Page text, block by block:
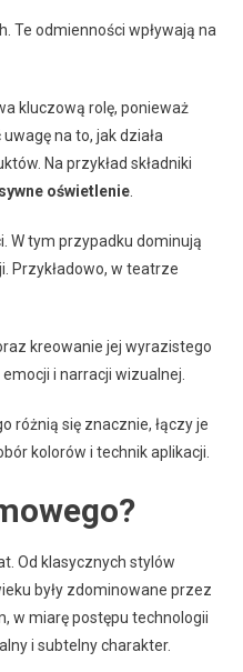
Te odmienności wpływają na
kluczową rolę, ponieważ
na to, jak działa
Na przykład składniki
oświetlenie
W tym przypadku dominują
Przykładowo, w teatrze
kreowanie jej wyrazistego
i narracji wizualnej.
się znacznie, łączy je
kolorów i technik aplikacji.
Od klasycznych stylów
były zdominowane przez
w miarę postępu technologii
i subtelny charakter.